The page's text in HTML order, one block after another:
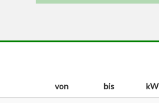
von bis kW